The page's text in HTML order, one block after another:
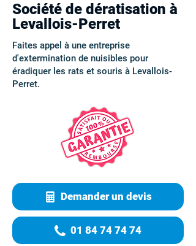
Société de dératisation à
Levallois-Perret
Faites appel à une entreprise
d'extermination de nuisibles pour
éradiquer les rats et souris à Levallois-
Perret.
Demander un devis
01 84 74 74 74